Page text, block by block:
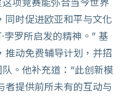
项竞赛能弥合当今世界
同时促进欧亚和平与文化
罗所启发的精神。” 基
推动免费辅导计划，并招
。他补充道：“此创新模
者提供前所未有的互动与